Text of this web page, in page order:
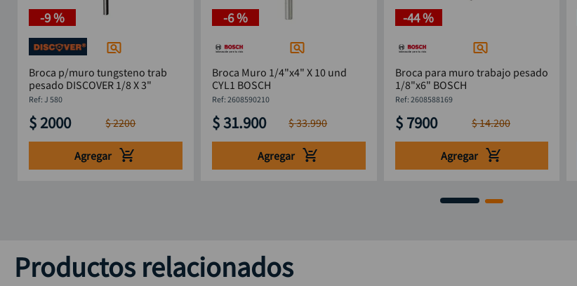
-9 %
Broca p/muro tungsteno trab
pesado DISCOVER 1/8 X 3"
: J 580
$ 2000 $2200
Agregar
-6 %
Broca Muro 1/4"x4" X 10 und
CYL1 BOSCH
: 2608590210
$31.900 $33.990
Agregar
-44 %
Broca para muro trabajo pesado
1/8"x6" BOSCH
: 2608588169
$ 7900 $14.200
Agregar
Productos relacionados